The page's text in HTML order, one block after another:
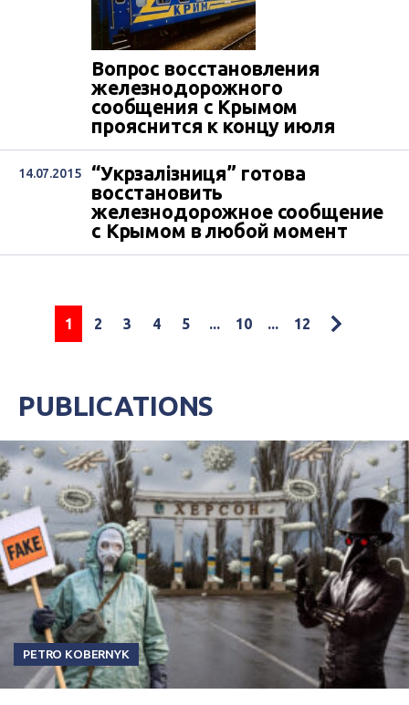
Вопрос восстановления
железнодорожного
сообщения с Крымом
прояснится к концу июля
14.07.2015
“Укрзалізниця” готова
восстановить
железнодорожное сообщение
с Крымом в любой момент
1 2 3 4 5 ... 10 ... 12
PUBLICATIONS
PETRO KOBERNYK